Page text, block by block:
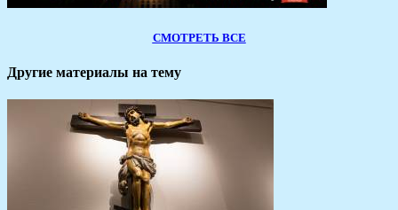
СМОТРЕТЬ ВСЕ
Другие материалы на тему